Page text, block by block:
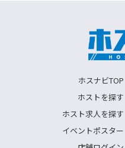
ホスナビTOP
ホストを探す
ホスト求人を探す
イベントポスター